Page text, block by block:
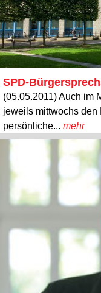
SPD-
(05.05.2011) Auch im
jeweils mittwochs den
persönliche... mehr